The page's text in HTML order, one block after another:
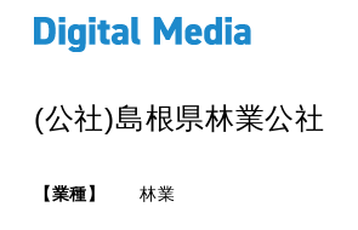
(公社)島根県林業公社
【業種】 林業